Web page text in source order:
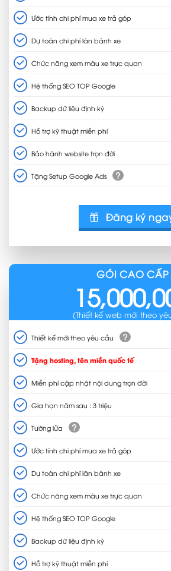
Ước tính chi phí mua xe trả góp
Dự toán chi phí lăn bánh xe
Chức năng xem màu xe trực quan
Hệ thống SEO TOP Google
Backup dữ liệu định kỳ
Hỗ trợ kỹ thuật miễn phí
Bảo hành website trọn đời
Tặng Setup Google Ads ?
Đăng ký
GÓI CAO CẤP
(Thiết kế web mới theo
Thiết kế mới theo yêu cầu ?
Tặng hosting, tên miền quốc tế
Miễn phí cập nhật nội dung trọn đời
Gia hạn năm sau : 3 triệu
Tường lửa ?
Ước tính chi phí mua xe trả góp
Dự toán chi phí lăn bánh xe
Chức năng xem màu xe trực quan
Hệ thống SEO TOP Google
Backup dữ liệu định kỳ
Hỗ trợ kỹ thuật miễn phí